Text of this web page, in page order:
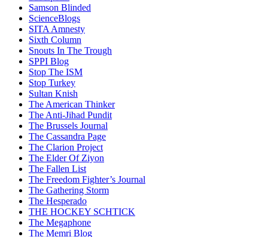
Samson Blinded
ScienceBlogs
SITA Amnesty
Sixth Column
Snouts In The Trough
SPPI Blog
Stop The ISM
Stop Turkey
Sultan Knish
The American Thinker
The Anti-Jihad Pundit
The Brussels Journal
The Cassandra Page
The Clarion Project
The Elder Of Ziyon
The Fallen List
The Freedom Fighter’s Journal
The Gathering Storm
The Hesperado
THE HOCKEY SCHTICK
The Megaphone
The Memri Blog